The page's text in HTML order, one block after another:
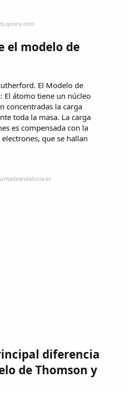
el modelo de
El Modelo de
El átomo tiene un núcleo
concentradas la carga
toda la masa. La carga
es compensada con la
que se hallan
diferencia
de Thomson y